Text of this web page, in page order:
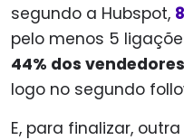
segundo a Hubspot,
pelo menos 5
44% dos vendedores
logo no segundo
E, para finalizar,